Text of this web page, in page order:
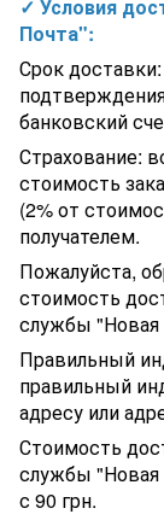
Таблетки для
Lovibond Германия
Закладная для
Фильтрационная
400х1210x1450 мм/
Надувной
Plus (155 х 60 см)
Боковая
Теплообменник
подогрева воды в
Немецкий
11 (11 м3/ч,
Противоток
Aquaviva Система
PH/RX+Free Cl
Надувной
Лестница Kripsol
✓ Условия
Почта":
Срок
банковский
Страхование:
стоимость
(2% от
получателем.
Пожалуйста,
стоимость
службы "Новая
Правильный
правильный
адресу или
Стоимость
службы "Новая
с 90 грн.